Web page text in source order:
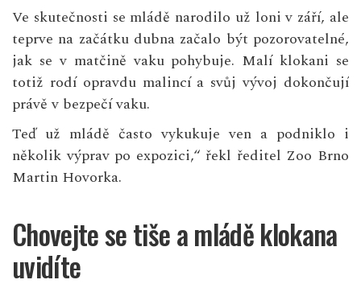
Ve skutečnosti se mládě narodilo už loni v září, ale
teprve na začátku dubna začalo být pozorovatelné,
jak se v matčině vaku pohybuje. Malí klokani se
totiž rodí opravdu malincí a svůj vývoj dokončují
právě v bezpečí vaku.
Teď už mládě často vykukuje ven a podniklo i
několik výprav po expozici,“ řekl ředitel Zoo Brno
Martin Hovorka.
Chovejte se tiše a mládě klokana
uvidíte